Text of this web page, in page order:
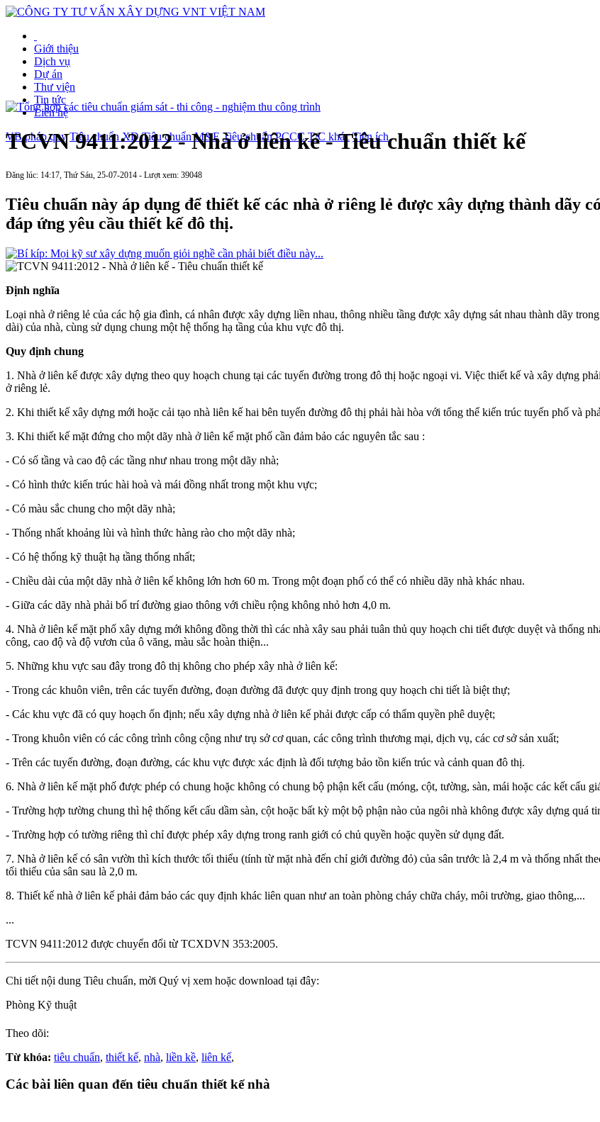
Giới thiệu
Dịch vụ
Dự án
Thư viện
Tin tức
Liên hệ
VB pháp quy Tiêu chuẩn XD Tiêu chuẩn M&E Tiêu chuẩn PCCC T/C khác Tiện ích
TCVN 9411:2012 - Nhà ở liên kế - Tiêu chuẩn thiết kế
Đăng lúc: 14:17, Thứ Sáu, 25-07-2014 - Lượt xem: 39048
Tiêu chuẩn này áp dụng để thiết kế các nhà ở riêng lẻ được xây dựng thành dãy
đáp ứng yêu cầu thiết kế đô thị.
Định nghĩa
Loại nhà ở riêng lẻ của các hộ gia đình, cá nhân được xây dựng liền nhau, thông nhiều tầng được xây dựng sát nhau thành dãy
dài) của nhà, cùng sử dụng chung một hệ thống hạ tầng của khu vực đô thị.
Quy định chung
1. Nhà ở liên kế được xây dựng theo quy hoạch chung tại các tuyến đường trong đô thị hoặc ngoại vi. Việc thiết kế và xây dựng
ở riêng lẻ.
2. Khi thiết kế xây dựng mới hoặc cải tạo nhà liên kế hai bên tuyến đường đô thị phải hài hòa với tổng thể kiến trúc tuyến phố và
3. Khi thiết kế mặt đứng cho một dãy nhà ở liên kế mặt phố cần đảm bảo các nguyên tắc sau :
- Có số tầng và cao độ các tầng như nhau trong một dãy nhà;
- Có hình thức kiến trúc hài hoà và mái đồng nhất trong một khu vực;
- Có màu sắc chung cho một dãy nhà;
- Thống nhất khoảng lùi và hình thức hàng rào cho một dãy nhà;
- Có hệ thống kỹ thuật hạ tầng thống nhất;
- Chiều dài của một dãy nhà ở liên kế không lớn hơn 60 m. Trong một đoạn phố có thể có nhiều dãy nhà khác nhau.
- Giữa các dãy nhà phải bố trí đường giao thông với chiều rộng không nhỏ hơn 4,0 m.
4. Nhà ở liên kế mặt phố xây dựng mới không đồng thời thì các nhà xây sau phải tuân thủ quy hoạch chi tiết được duyệt và thống
công, cao độ và độ vươn của ô văng, màu sắc hoàn thiện...
5. Những khu vực sau đây trong đô thị không cho phép xây nhà ở liên kế:
- Trong các khuôn viên, trên các tuyến đường, đoạn đường đã được quy định trong quy hoạch chi tiết là biệt thự;
- Các khu vực đã có quy hoạch ổn định; nếu xây dựng nhà ở liên kế phải được cấp có thẩm quyền phê duyệt;
- Trong khuôn viên có các công trình công cộng như trụ sở cơ quan, các công trình thương mại, dịch vụ, các cơ sở sản xuất;
- Trên các tuyến đường, đoạn đường, các khu vực được xác định là đối tượng bảo tồn kiến trúc và cảnh quan đô thị.
6. Nhà ở liên kế mặt phố được phép có chung hoặc không có chung bộ phận kết cấu (móng, cột, tường, sàn, mái hoặc các kết cấu
- Trường hợp tường chung thì hệ thống kết cấu dầm sàn, cột hoặc bất kỳ một bộ phận nào của ngôi nhà không được xây dựng quá
- Trường hợp có tường riêng thì chỉ được phép xây dựng trong ranh giới có chủ quyền hoặc quyền sử dụng đất.
7. Nhà ở liên kế có sân vườn thì kích thước tối thiểu (tính từ mặt nhà đến chỉ giới đường đỏ) của sân trước là 2,4 m và thống nhất
tối thiểu của sân sau là 2,0 m.
8. Thiết kế nhà ở liên kế phải đảm bảo các quy định khác liên quan như an toàn phòng cháy chữa cháy, môi trường, giao thông,...
...
TCVN 9411:2012 được chuyển đổi từ TCXDVN 353:2005.
Chi tiết nội dung Tiêu chuẩn, mời Quý vị xem hoặc download tại đây:
Phòng Kỹ thuật
Theo dõi:
Từ khóa: tiêu chuẩn, thiết kế, nhà, liền kề, liên kế,
Các bài liên quan đến tiêu chuẩn thiết kế nhà